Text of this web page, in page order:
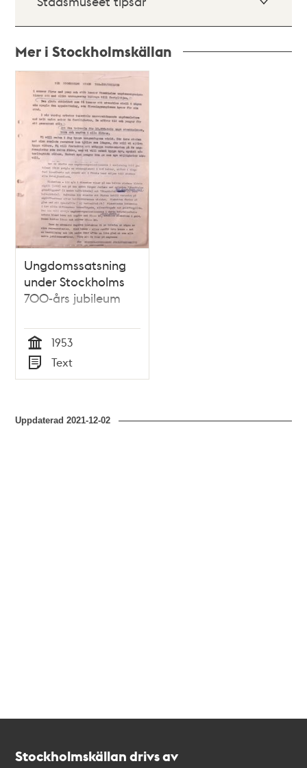
Mer i Stockholmskällan
poster
teman
Ungdomssatsning
under Stockholms
700-års jubileum
Tid
1953
Typ
Text
Uppdaterad2021-12-02
Stockholmskällan drivs av